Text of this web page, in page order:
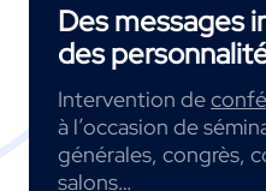
Des messages
des
Intervention de
à l’occasion de
générales, congrès,
salons…